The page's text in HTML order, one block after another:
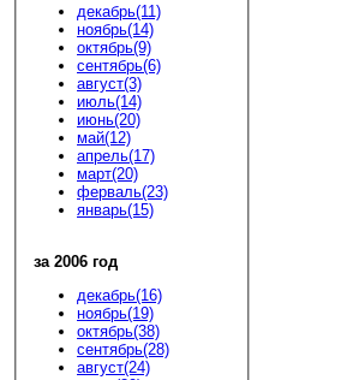
декабрь(11)
ноябрь(14)
октябрь(9)
сентябрь(6)
август(3)
июль(14)
июнь(20)
май(12)
апрель(17)
март(20)
ферваль(23)
январь(15)
за 2006 год
декабрь(16)
ноябрь(19)
октябрь(38)
сентябрь(28)
август(24)